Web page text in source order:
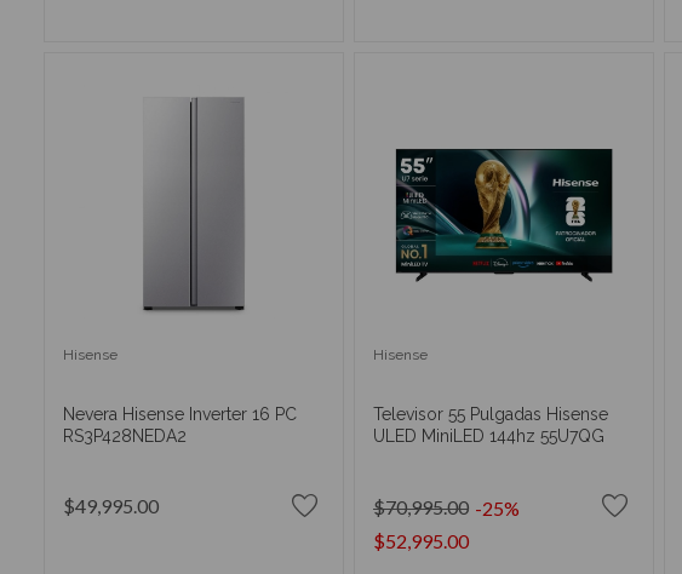
Hisense
Nevera Hisense Inverter 16 PC
RS3P428NEDA2
$49,995.00
Hisense
Televisor 55 Pulgadas Hisense
ULED MiniLED 144hz 55U7QG
$52,995.00
$70,995.00 -25%